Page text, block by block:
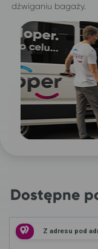
dźwiganiu bagaży.
Dostępne
Z adresu pod